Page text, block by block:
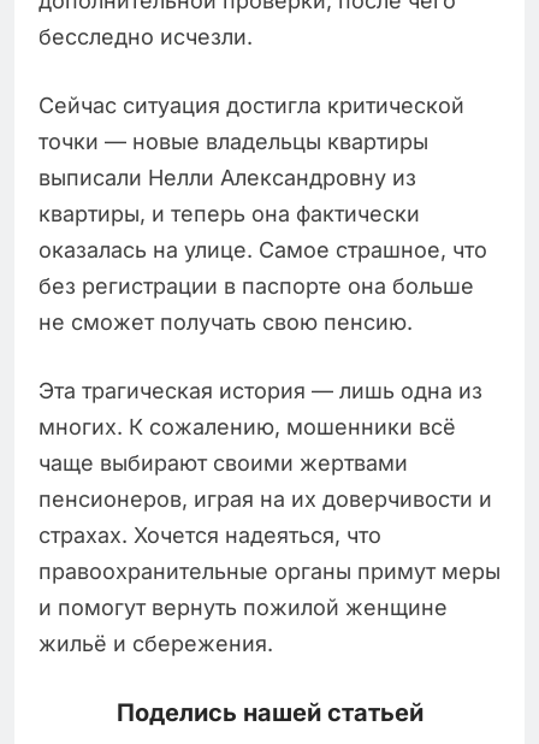
бесследно исчезли.
Сейчас ситуация достигла критической
точки — новые владельцы квартиры
выписали Нелли Александровну из
квартиры, и теперь она фактически
оказалась на улице. Самое страшное, что
без регистрации в паспорте она больше
не сможет получать свою пенсию.
Эта трагическая история — лишь одна из
многих. К сожалению, мошенники всё
чаще выбирают своими жертвами
пенсионеров, играя на их доверчивости и
страхах. Хочется надеяться, что
правоохранительные органы примут меры
и помогут вернуть пожилой женщине
жильё и сбережения.
Поделись нашей статьей